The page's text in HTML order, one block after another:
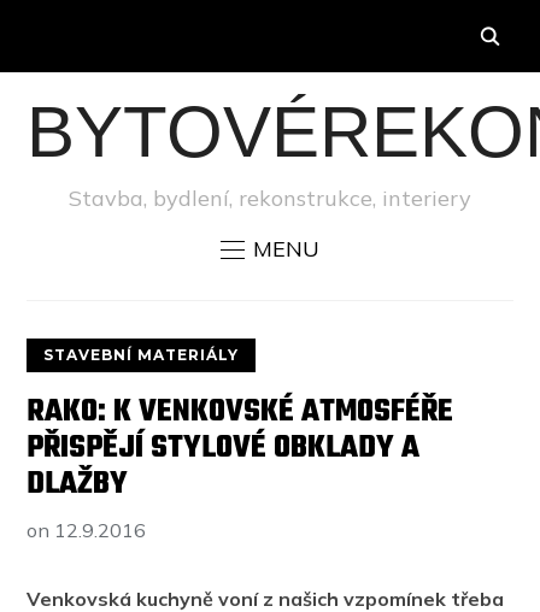
Stavba, bydlení, rekonstrukce, interiery
MENU
STAVEBNÍ MATERIÁLY
RAKO: K VENKOVSKÉ ATMOSFÉŘE
PŘISPĚJÍ STYLOVÉ OBKLADY A
DLAŽBY
on 12.9.2016
Venkovská kuchyně voní z našich vzpomínek třeba